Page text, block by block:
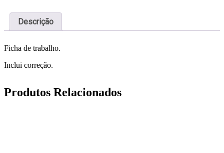
Descrição
Ficha de trabalho.
Inclui correção.
Produtos Relacionados